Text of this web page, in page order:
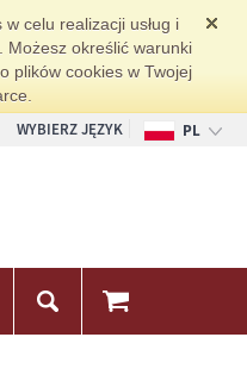
celu realizacji usług i
Możesz określić warunki
plików cookies w Twojej
WYBIERZ JĘZYK
PL